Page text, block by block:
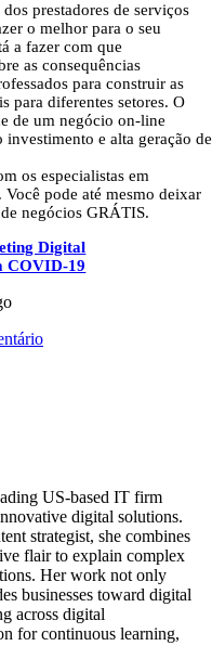
prestadores de serviços
o melhor para o seu
a fazer com que
as consequências
para construir as
para diferentes setores. O
de um negócio on-line
e alta geração de
os especialistas em
pode até mesmo deixar
negócios GRÁTIS.
Digital
COVID-19
US-based IT firm
digital solutions.
strategist, she combines
flair to explain complex
Her work not only
businesses toward digital
across digital
for continuous learning,